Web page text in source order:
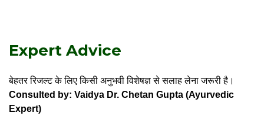
Expert Advice
बेहतर रिजल्ट के लिए किसी अनुभवी विशेषज्ञ से सलाह लेना जरूरी है।
Consulted by: Vaidya Dr. Chetan Gupta (Ayurvedic
Expert)